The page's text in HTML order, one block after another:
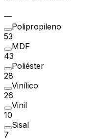
Polipropileno
53
MDF
43
Poliéster
28
Vinílico
26
Vinil
10
Sisal
7